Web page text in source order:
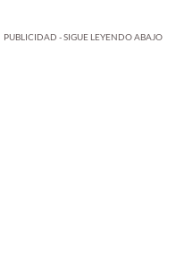
PUBLICIDAD - SIGUE LEYENDO ABAJO